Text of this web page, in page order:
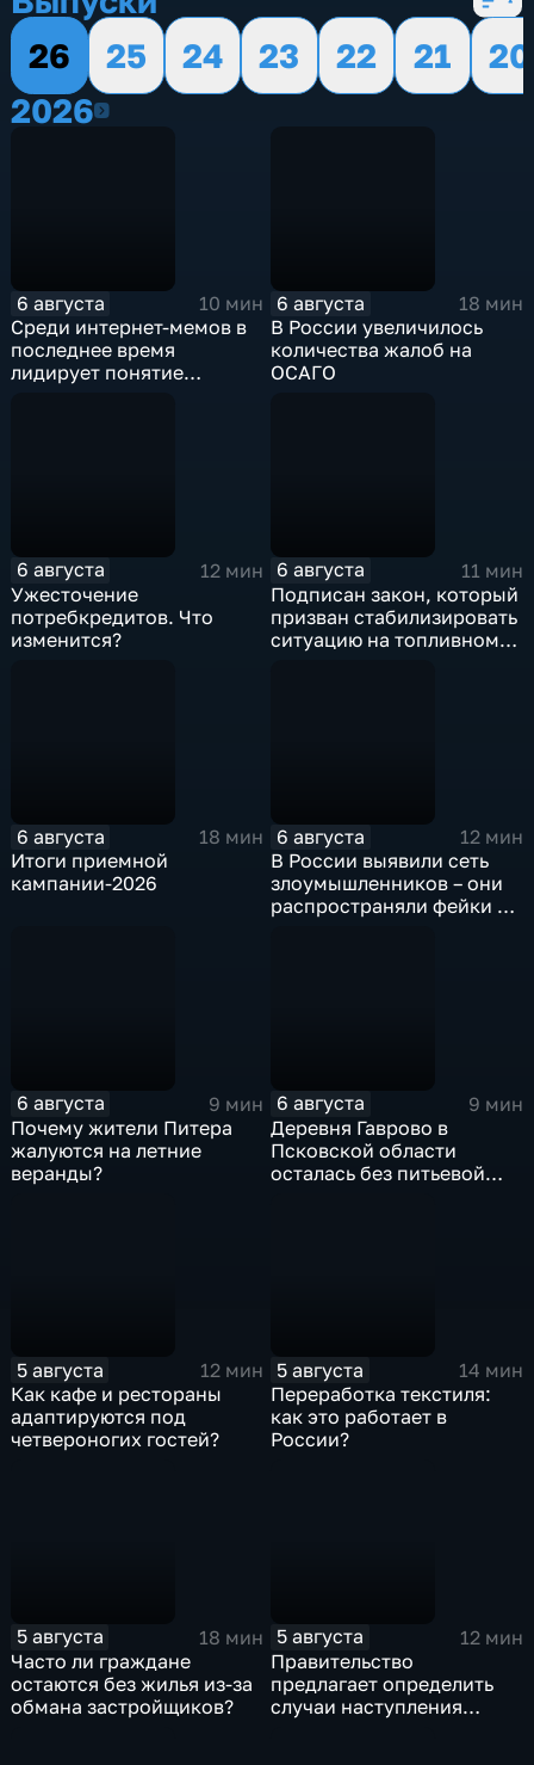
26
25 24 23 22 21
20
20262026
6 августа
10 мин
Среди интернет-мемов в
последнее время
лидирует понятие
6 августа
18 мин
В России увеличилось
количества жалоб на
ОСАГО
6 августа
12 мин
Ужесточение
потребкредитов. Что
изменится?
6 августа
11 мин
Подписан закон, который
призван стабилизировать
ситуацию на топливном
6 августа
18 мин
Итоги приемной
кампании-2026
6 августа
12 мин
В России выявили сеть
злоумышленников – они
распространяли фейки и
6 августа
9 мин
Почему жители Питера
жалуются на летние
веранды?
6 августа
9 мин
Деревня Гаврово в
Псковской области
осталась без питьевой
5 августа
12 мин
Как кафе и рестораны
адаптируются под
четвероногих гостей?
5 августа
14 мин
Переработка текстиля:
как это работает в
России?
5 августа
18 мин
Часто ли граждане
остаются без жилья из-за
обмана застройщиков?
5 августа
12 мин
Правительство
предлагает определить
случаи наступления